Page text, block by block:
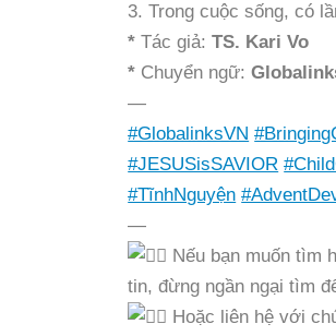
3. Trong cuộc sống, có
*Tác giả:TS. Kari Vo
* Chuyển ngữ:
—
#GlobalinksVN
#JESUSisSAVIOR
#TĩnhNguyện
—
Nếu bạn muốn tìm
tin, đừng ngần ngại tìm
Hoặc liên hệ với